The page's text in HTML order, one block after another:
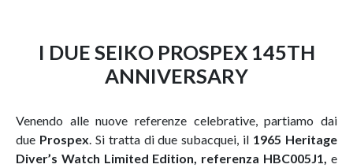
I DUE SEIKO PROSPEX 145TH
ANNIVERSARY
Venendo alle nuove referenze celebrative, partiamo dai
due Prospex . Si tratta di due subacquei, il 1965 Heritage
Diver’s Watch Limited Edition, referenza HBC005J1,
e